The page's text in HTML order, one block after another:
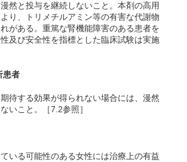
然と投与を継続しないこと。本剤の高用
り、トリメチルアミン等の有害な代謝物
がある。重篤な腎機能障害のある患者を
及び安全性を指標とした臨床試験は実施
者
待する効果が得られない場合には、漫然
いこと。［7.2参照］
いる可能性のある女性には治療上の有益